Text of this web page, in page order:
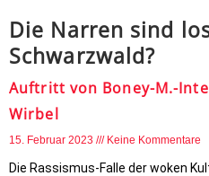
Die Narren sind
Schwarzwald?
Auftritt von Boney-M.-
Wirbel
15. Februar 2023 Keine Kommentare
Die Rassismus-Falle der woken